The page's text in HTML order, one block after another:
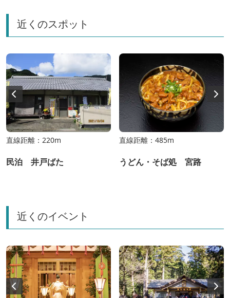
近くのスポット
直線距離：220m
民泊 井戸ばた
直線距離：485m
うどん・そば処 宮路
近くのイベント